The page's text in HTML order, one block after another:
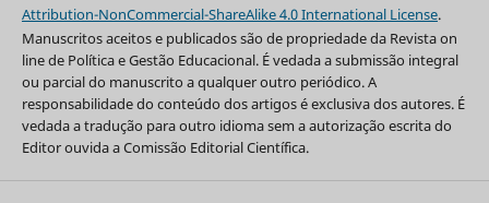
Attribution-NonCommercial-ShareAlike 4.0 International License.
Manuscritos aceitos e publicados são de propriedade da Revista on
line de Política e Gestão Educacional. É vedada a submissão integral
ou parcial do manuscrito a qualquer outro periódico. A
responsabilidade do conteúdo dos artigos é exclusiva dos autores. É
vedada a tradução para outro idioma sem a autorização escrita do
Editor ouvida a Comissão Editorial Científica.